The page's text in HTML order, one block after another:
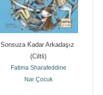
Sonsuza Kadar Arkadaşız
(Ciltli)
Fatima Sharafeddine
Nar Çocuk